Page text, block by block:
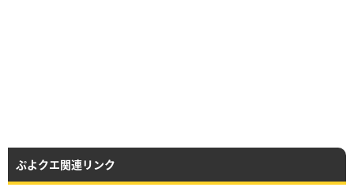
ぷよクエ関連リンク